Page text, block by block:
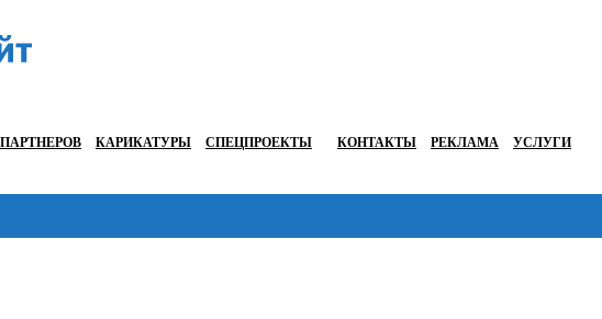
КАРИКАТУРЫ СПЕЦПРОЕКТЫ КОНТАКТЫ РЕКЛАМА УСЛУГИ